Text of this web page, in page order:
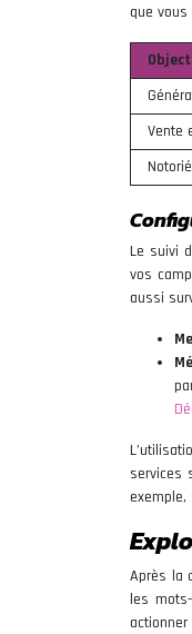
que
Vente
Le suivi
vos
aussi
services
Après la
les